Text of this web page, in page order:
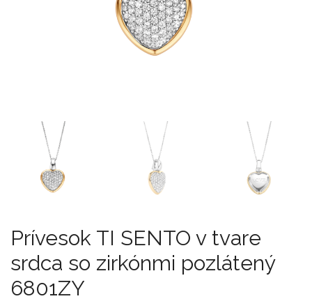
Prívesok TI SENTO v tvare
srdca so zirkónmi pozlátený
6801ZY